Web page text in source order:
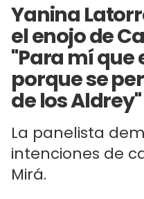
Yanina
el enojo de
"Para mí que
porque se
de los Aldrey"
La panelista
intenciones de
Mirá.